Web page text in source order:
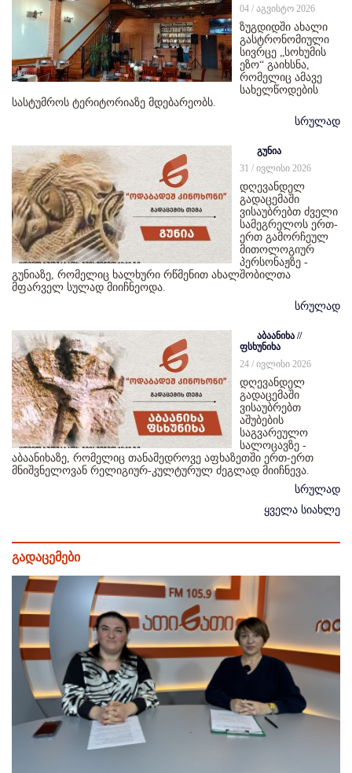
04 / აგვისტო 2026
ზუგდიდში ახალი
გასტრონომიული
სივრცე „სოხუმის
ეზო“ გაიხსნა,
რომელიც ამავე
სახელწოდების
სასტუმროს ტერიტორიაზე მდებარეობს.
სრულად
გუნია
31 / ივლისი 2026
დღევანდელ
გადაცემაში
ვისაუბრებთ ძველი
სამეგრელოს ერთ-
ერთ გამორჩეულ
მითოლოგიურ
პერსონაჟზე -
გუნიაზე, რომელიც ხალხური რწმენით ახალშობილთა
მფარველ სულად მიიჩნეოდა.
სრულად
აბაანიხა //
ფსხუნიხა
24 / ივლისი 2026
დღევანდელ
გადაცემაში
ვისაუბრებთ
აშუბების
საგვარეულო
სალოცავზე -
აბაანიხაზე, რომელიც თანამედროვე აფხაზეთში ერთ-ერთ
მნიშვნელოვან რელიგიურ-კულტურულ ძეგლად მიიჩნევა.
სრულად
ყველა სიახლე
გადაცემები